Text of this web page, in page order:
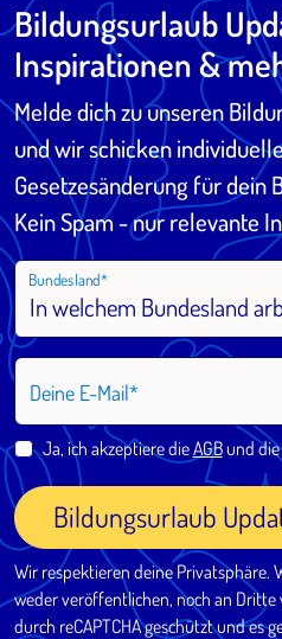
Bildungsurlaub
Inspirationen &
Melde dich zu unseren
und wir schicken
Gesetzesänderung für dein
Kein Spam - nur relevante
Bundesland
Deine E-Mail
Ja, ich akzeptiere dieAGBund die
Bildungsurlaub
Wir respektieren deine Privatsphäre.
weder veröffentlichen, noch an Dritte
durch reCAPTCHA geschützt und es